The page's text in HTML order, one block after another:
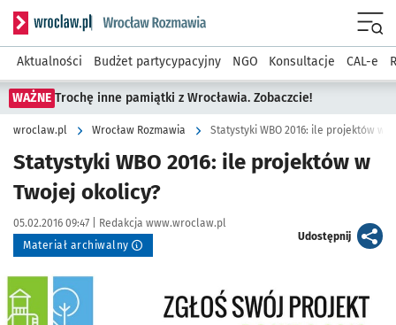
Serwis informacyjny wroclaw.pl podserwis: Rozmawia
Aktualności Budżet partycypacyjny NGO Konsultacje CAL-e
WAŻNE Trochę inne pamiątki z Wrocławia. Zobaczcie!
wroclaw.pl Wrocław Rozmawia Statystyki WBO 2016: ile projektów w
Statystyki WBO 2016: ile projektów w
Twojej okolicy?
Data publikacji:
05.02.2016 09:47 | Autor:
Redakcja www.wroclaw.pl
Materiał archiwalny
Udostępnijartykuł
Kliknij, aby powiększyć